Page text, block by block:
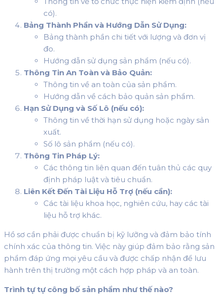
có).
Bảng Thành Phần và Hướng Dẫn Sử Dụng:
Bảng thành phần chi tiết với lượng và đơn vị
đo.
Hướng dẫn sử dụng sản phẩm (nếu có).
Thông Tin An Toàn và Bảo Quản:
Thông tin về an toàn của sản phẩm.
Hướng dẫn về cách bảo quản sản phẩm.
Hạn Sử Dụng và Số Lô (nếu có):
Thông tin về thời hạn sử dụng hoặc ngày sản
xuất.
Số lô sản phẩm (nếu có).
Thông Tin Pháp Lý:
Các thông tin liên quan đến tuân thủ các quy
định pháp luật và tiêu chuẩn.
Liên Kết Đến Tài Liệu Hỗ Trợ (nếu cần):
Các tài liệu khoa học, nghiên cứu, hay các tài
liệu hỗ trợ khác.
Hồ sơ cần phải được chuẩn bị kỹ lưỡng và đảm bảo tính
chính xác của thông tin. Việc này giúp đảm bảo rằng sản
phẩm đáp ứng mọi yêu cầu và được chấp nhận để lưu
hành trên thị trường một cách hợp pháp và an toàn.
Trình tự tự công bố sản phẩm như thế nào?